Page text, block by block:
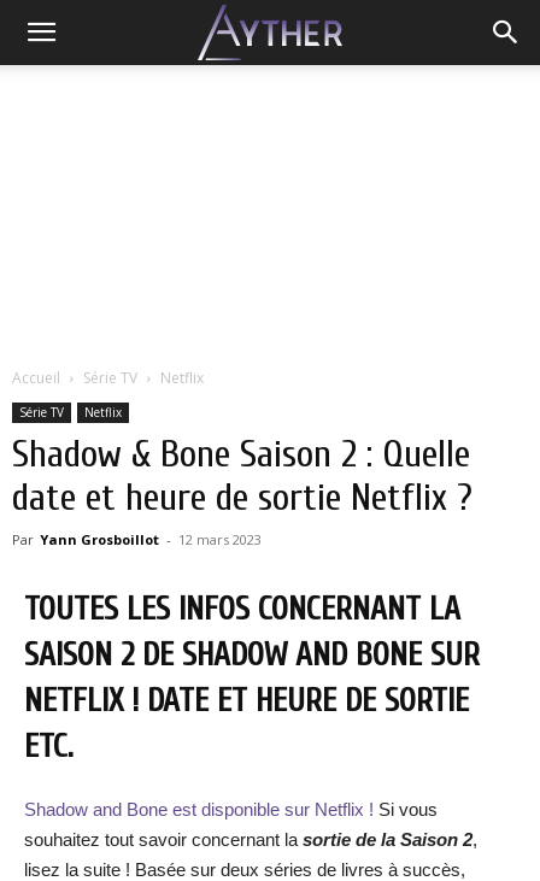
Accueil Série TV Netflix
Série TV Netflix
Shadow & Bone Saison 2 : Quelle
date et heure de sortie Netflix ?
Par Yann Grosboillot - 12 mars 2023
TOUTES LES INFOS CONCERNANT LA
SAISON 2 DE SHADOW AND BONE SUR
NETFLIX ! DATE ET HEURE DE SORTIE
ETC.
Shadow and Bone est disponible sur Netflix ! Si vous
souhaitez tout savoir concernant la sortie de la Saison 2,
lisez la suite ! Basée sur deux séries de livres à succès,